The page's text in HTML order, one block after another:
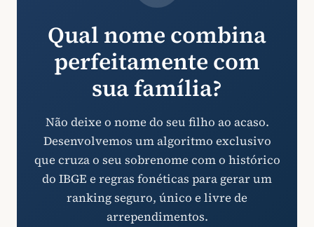
Qual nome combina
perfeitamente com
sua família?
Não deixe o nome do seu filho ao acaso.
Desenvolvemos um algoritmo exclusivo
que cruza o seu sobrenome com o histórico
do IBGE e regras fonéticas para gerar um
ranking seguro, único e livre de
arrependimentos.